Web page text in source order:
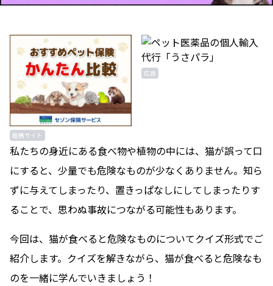
提携サイト
広告
私たちの身近にある食べ物や植物の中には、猫が誤って口
にすると、少量でも危険なものが少なくありません。知ら
ずに与えてしまったり、置きっぱなしにしてしまったりす
ることで、思わぬ事故につながる可能性もあります。
今回は、猫が食べると危険なものについてクイズ形式でご
紹介します。クイズを解きながら、猫が食べると危険なも
のを一緒に学んでいきましょう！